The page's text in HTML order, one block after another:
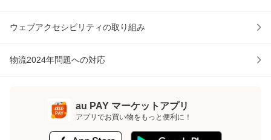
ウェブアクセシビリティの取り組み
物流2024年問題への対応
au PAY マーケットアプリ
アプリでお買い物をもっと便利に！